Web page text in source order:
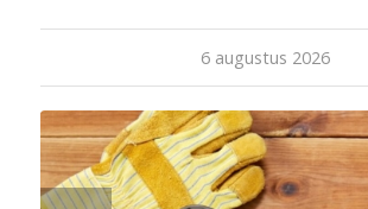
6 augustus 2026